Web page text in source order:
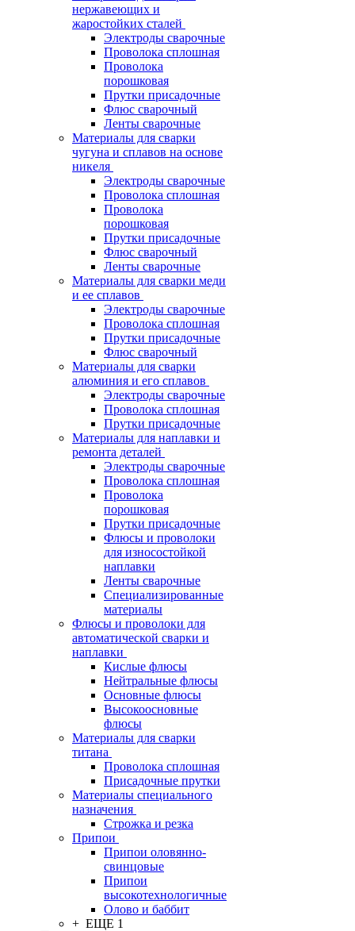
нержавеющих и
жаростойких сталей
Электроды сварочные
Проволока сплошная
Проволока
порошковая
Прутки присадочные
Флюс сварочный
Ленты сварочные
Материалы для сварки
чугуна и сплавов на основе
никеля
Электроды сварочные
Проволока сплошная
Проволока
порошковая
Прутки присадочные
Флюс сварочный
Ленты сварочные
Материалы для сварки меди
и ее сплавов
Электроды сварочные
Проволока сплошная
Прутки присадочные
Флюс сварочный
Материалы для сварки
алюминия и его сплавов
Электроды сварочные
Проволока сплошная
Прутки присадочные
Материалы для наплавки и
ремонта деталей
Электроды сварочные
Проволока сплошная
Проволока
порошковая
Прутки присадочные
Флюсы и проволоки
для износостойкой
наплавки
Ленты сварочные
Специализированные
материалы
Флюсы и проволоки для
автоматической сварки и
наплавки
Кислые флюсы
Нейтральные флюсы
Основные флюсы
Высокоосновные
флюсы
Материалы для сварки
титана
Проволока сплошная
Присадочные прутки
Материалы специального
назначения
Строжка и резка
Припои
Припои оловянно-
свинцовые
Припои
высокотехнологичные
Олово и баббит
+ ЕЩЕ 1